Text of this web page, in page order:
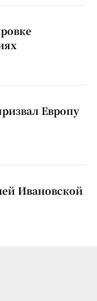
Европу
Ивановской